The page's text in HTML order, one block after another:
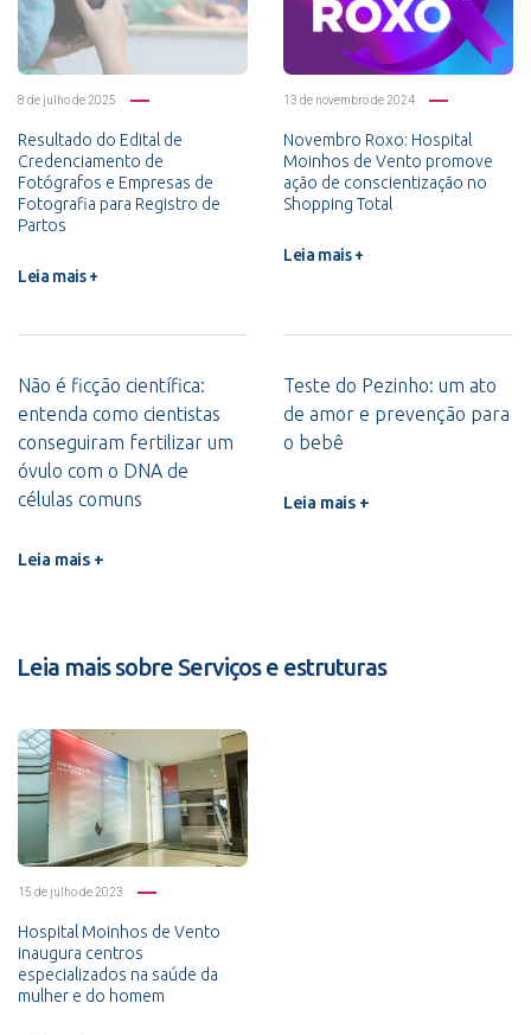
8 de julho de 2025
Resultado do Edital de
Credenciamento de
Fotógrafos e Empresas de
Fotografia para Registro de
Partos
Leia mais +
13 de novembro de 2024
Novembro Roxo: Hospital
Moinhos de Vento promove
ação de conscientização no
Shopping Total
Leia mais +
Não é ficção científica:
entenda como cientistas
conseguiram fertilizar um
óvulo com o DNA de
células comuns
Leia mais +
Teste do Pezinho: um ato
de amor e prevenção para
o bebê
Leia mais +
Leia mais sobre Serviços e estruturas
15 de julho de 2023
Hospital Moinhos de Vento
inaugura centros
especializados na saúde da
mulher e do homem